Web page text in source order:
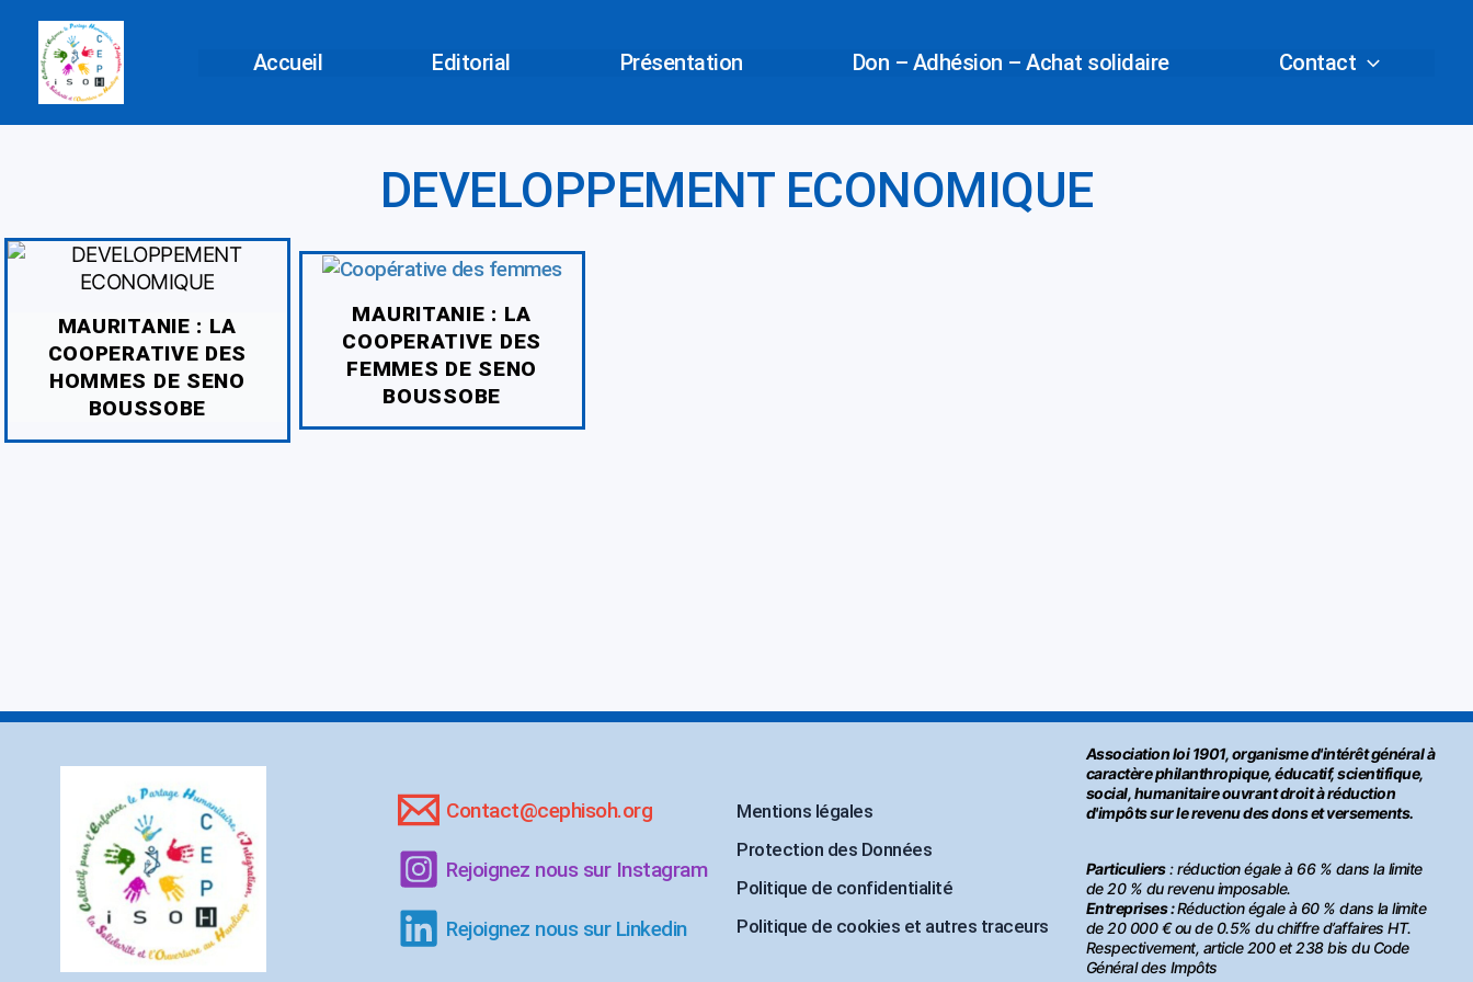
contenu
Accueil Editorial Présentation Don – Adhésion – Achat solidaire Contact
DEVELOPPEMENT ECONOMIQUE
MAURITANIE : LA
COOPERATIVE DES
HOMMES DE SENO
BOUSSOBE
MAURITANIE : LA
COOPERATIVE DES
FEMMES DE SENO
BOUSSOBE
Contact@cephisoh.org
Rejoignez nous sur Instagram
Rejoignez nous sur Linkedin
Mentions légales
Protection des Données
Politique de confidentialité
Politique de cookies et autres traceurs
Association loi 1901, organisme d'intérêt général à
caractère philanthropique, éducatif, scientifique,
social, humanitaire ouvrant droit à réduction
d'impôts sur le revenu des dons et versements.
Particuliers: réduction égale à 66 % dans la limite
de 20 % du revenu imposable.
Entreprises :Réduction égale à 60 % dans la limite
de 20 000 € ou de 0.5% du chiffre d’affaires HT.
Respectivement, article 200 et 238 bis du Code
Général des Impôts